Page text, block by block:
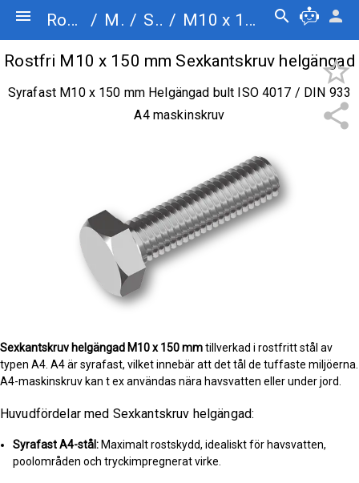
menu Rostfriskruv.se / Maskinskruv/ Sexkantskruv helgängad / M10 x 150 search person
share
star_border
Rostfri M10 x 150 mm Sexkantskruv helgängad
Syrafast M10 x 150 mm Helgängad bult ISO 4017 / DIN 933
A4 maskinskruv
Sexkantskruv helgängad M10 x 150 mmtillverkad i rostfritt stål av
typen A4. A4 är syrafast, vilket innebär att det tål de tuffaste miljöerna.
A4-maskinskruv kan t ex användas nära havsvatten eller under jord.
Huvudfördelar med Sexkantskruv helgängad:
Syrafast A4-stål: Maximalt rostskydd, idealiskt för havsvatten,
poolområden och tryckimpregnerat virke.